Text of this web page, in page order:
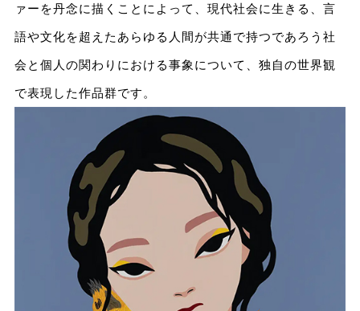
ァーを丹念に描くことによって、現代社会に生きる、言
語や文化を超えたあらゆる人間が共通で持つであろう社
会と個人の関わりにおける事象について、独自の世界観
で表現した作品群です。